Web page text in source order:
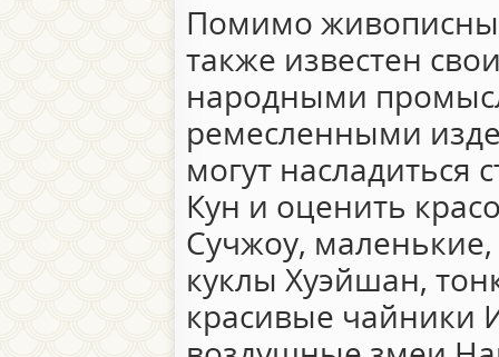
Помимо
также известен
народными
ремесленными
могут насладиться
Кун и оценить
Сучжоу,
куклы Хуэйшан,
красивые чайники